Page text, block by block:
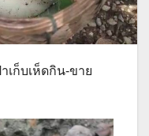
เก็บเห็ดกิน-ขาย